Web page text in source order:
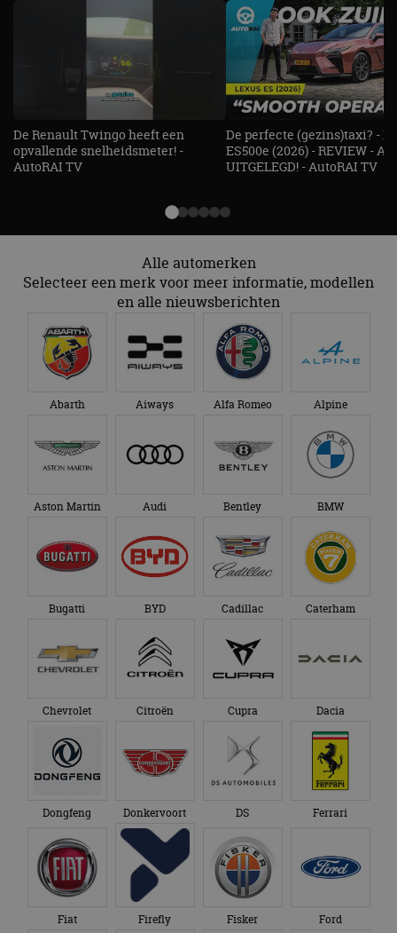
De Renault Twingo heeft een
opvallende snelheidsmeter! -
AutoRAI TV
De perfecte (gezins)taxi? -
ES500e (2026) - REVIEW -
UITGELEGD! - AutoRAI TV
Alle automerken
Selecteer een merk voor meer informatie, modellen
en alle nieuwsberichten
Abarth Aiways Alfa Romeo Alpine
Aston Martin Audi Bentley BMW
Bugatti BYD Cadillac Caterham
Chevrolet Citroën Cupra Dacia
Dongfeng Donkervoort DS Ferrari
Fiat Firefly Fisker Ford